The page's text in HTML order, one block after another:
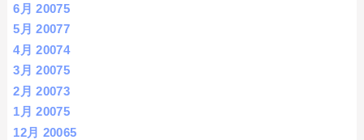
6月 20075
5月 20077
4月 20074
3月 20075
2月 20073
1月 20075
12月 20065